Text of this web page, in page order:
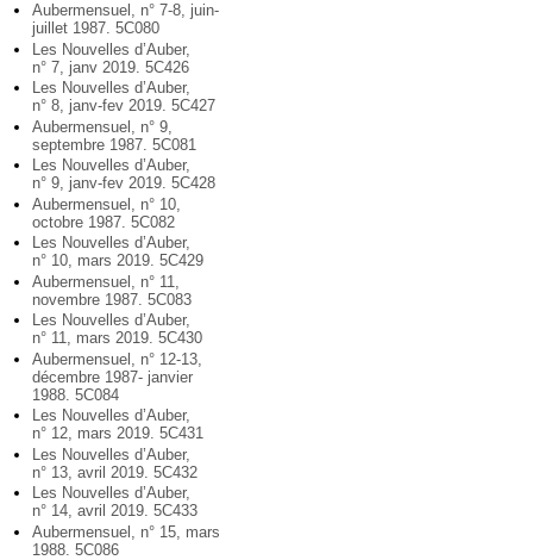
Aubermensuel, n° 7-8, juin-
juillet 1987. 5C080
Les Nouvelles d’Auber,
n° 7, janv 2019. 5C426
Les Nouvelles d’Auber,
n° 8, janv-fev 2019. 5C427
Aubermensuel, n° 9,
septembre 1987. 5C081
Les Nouvelles d’Auber,
n° 9, janv-fev 2019. 5C428
Aubermensuel, n° 10,
octobre 1987. 5C082
Les Nouvelles d’Auber,
n° 10, mars 2019. 5C429
Aubermensuel, n° 11,
novembre 1987. 5C083
Les Nouvelles d’Auber,
n° 11, mars 2019. 5C430
Aubermensuel, n° 12-13,
décembre 1987- janvier
1988. 5C084
Les Nouvelles d’Auber,
n° 12, mars 2019. 5C431
Les Nouvelles d’Auber,
n° 13, avril 2019. 5C432
Les Nouvelles d’Auber,
n° 14, avril 2019. 5C433
Aubermensuel, n° 15, mars
1988. 5C086